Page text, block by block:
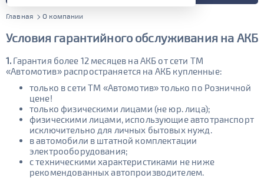
Главная О компании
Условия гарантийного обслуживания на АКБ
1. Гарантия более 12 месяцев на АКБ от сети ТМ
«Автомотив» распространяется на АКБ купленные:
только в сети ТМ «Автомотив» только по Розничной
цене!
только физическими лицами (не юр. лица);
физическими лицами, использующие автотранспорт
исключительно для личных бытовых нужд.
в автомобили в штатной комплектации
электрооборудования;
с техническими характеристиками не ниже
рекомендованных автопроизводителем.